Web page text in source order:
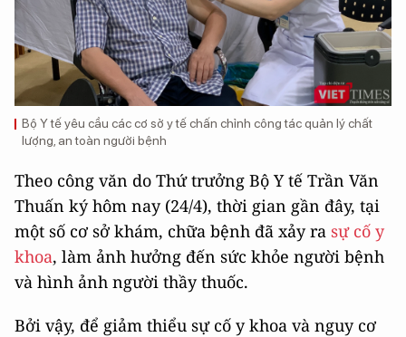
Bộ Y tế yêu cầu các cơ sở y tế chấn chỉnh công tác quản lý chất
lượng, an toàn người bệnh
Theo công văn do Thứ trưởng Bộ Y tế Trần Văn
Thuấn ký hôm nay (24/4), thời gian gần đây, tại
một số cơ sở khám, chữa bệnh đã xảy ra sự cố y
khoa, làm ảnh hưởng đến sức khỏe người bệnh
và hình ảnh người thầy thuốc.
Bởi vậy, để giảm thiểu sự cố y khoa và nguy cơ